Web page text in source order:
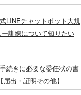
LINEチャットボット大規
訓練について知りたい
続きに必要な委任状の書
出・証明その他】